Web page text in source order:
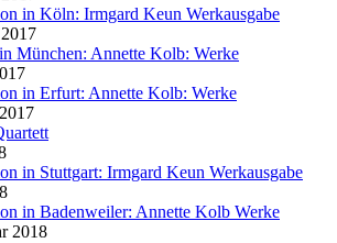
in Köln: Irmgard Keun Werkausgabe
München: Annette Kolb: Werke
in Erfurt: Annette Kolb: Werke
in Stuttgart: Irmgard Keun Werkausgabe
in Badenweiler: Annette Kolb Werke
2018